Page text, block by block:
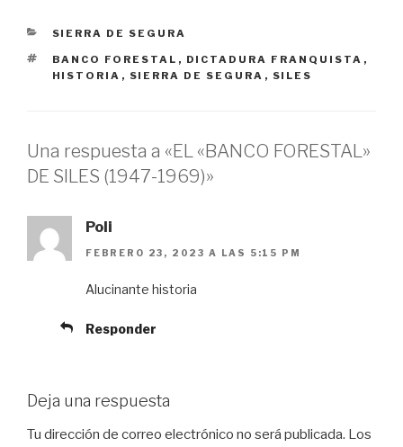
CATEGORÍAS
SIERRA DE SEGURA
ETIQUETAS
BANCO FORESTAL , DICTADURA FRANQUISTA ,
HISTORIA , SIERRA DE SEGURA , SILES
Una respuesta a «EL «BANCO FORESTAL»
DE SILES (1947-1969)»
Poli
FEBRERO 23, 2023 A LAS 5:15 PM
Alucinante historia
Responder
Deja una respuesta
Tu dirección de correo electrónico no será publicada. Los